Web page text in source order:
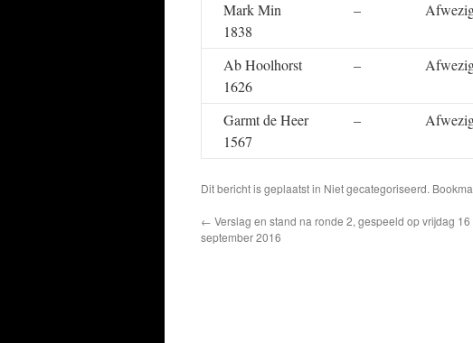
Mark Min
1838
–
Ab Hoolhorst
1626
–
Garmt de Heer
1567
–
Dit bericht is geplaatst in Niet gecategoriseerd.
← Verslag en stand na ronde 2, gespeeld op vrijdag 16
september 2016